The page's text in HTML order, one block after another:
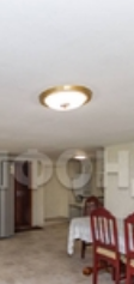
ДОКУМЕНТЫ
собственником
успешный
Возможна